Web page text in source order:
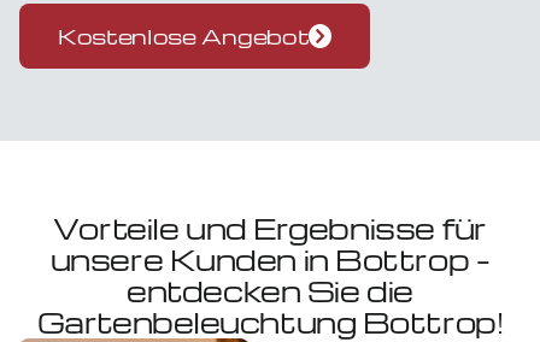
Kostenlose Angebot
Vorteile und Ergebnisse für
unsere Kunden in Bottrop –
entdecken Sie die
Gartenbeleuchtung Bottrop!